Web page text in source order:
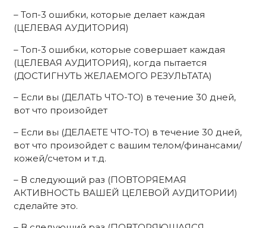
– Топ-3 ошибки, которые делает каждая
(ЦЕЛЕВАЯ АУДИТОРИЯ)
– Топ-3 ошибки, которые совершает каждая
(ЦЕЛЕВАЯ АУДИТОРИЯ), когда пытается
(ДОСТИГНУТЬ ЖЕЛАЕМОГО РЕЗУЛЬТАТА)
– Если вы (ДЕЛАТЬ ЧТО-ТО) в течение 30 дней,
вот что произойдет
– Если вы (ДЕЛАЕТЕ ЧТО-ТО) в течение 30 дней,
вот что произойдет с вашим телом/финансами/
кожей/счетом и т.д.
– В следующий раз (ПОВТОРЯЕМАЯ
АКТИВНОСТЬ ВАШЕЙ ЦЕЛЕВОЙ АУДИТОРИИ)
сделайте это.